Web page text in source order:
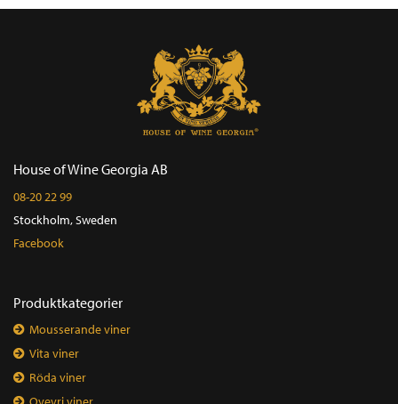
House of Wine Georgia AB
08-20 22 99
Stockholm, Sweden
Facebook
Produktkategorier
Mousserande viner
Vita viner
Röda viner